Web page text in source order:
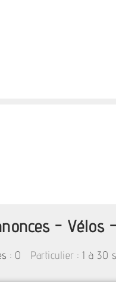
- Vélos
: 0 Particulier : 1 à 30